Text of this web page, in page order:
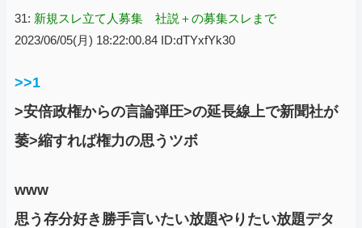
31: 新規スレ立て人募集 社説＋の募集スレまで
2023/06/05(月) 18:22:00.84 ID:dTYxfYk30
>>1
>安倍政権からの言論弾圧>の延長線上で新聞社が
萎>縮すれば権力の思うツボ
www
思う存分好き勝手言いたい放題やりたい放題デタ